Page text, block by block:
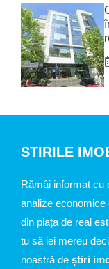
STIRILE
Rămâi informat cu
analize economice
din piața de real
tu să iei mereu
noastră de știri